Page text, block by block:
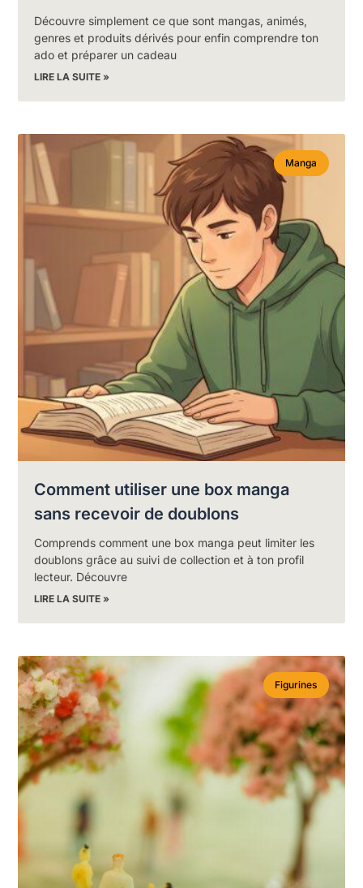
Découvre simplement ce que sont mangas, animés,
genres et produits dérivés pour enfin comprendre ton
ado et préparer un cadeau
LIRE LA SUITE »
Manga
Comment utiliser une box manga
sans recevoir de doublons
Comprends comment une box manga peut limiter les
doublons grâce au suivi de collection et à ton profil
lecteur. Découvre
LIRE LA SUITE »
Figurines